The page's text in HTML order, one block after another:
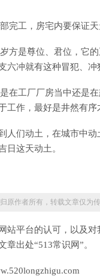
完工，房宅内要保证
方是尊位、君位，它
六冲就有这种冒犯、冲
在工厂厂房当中还是
工作，最好是井然有序
人们动土，在城市中
日这天动土。
原作者所有，转载文章仅为
站平台的认可，以及
章出处“513常识网”。